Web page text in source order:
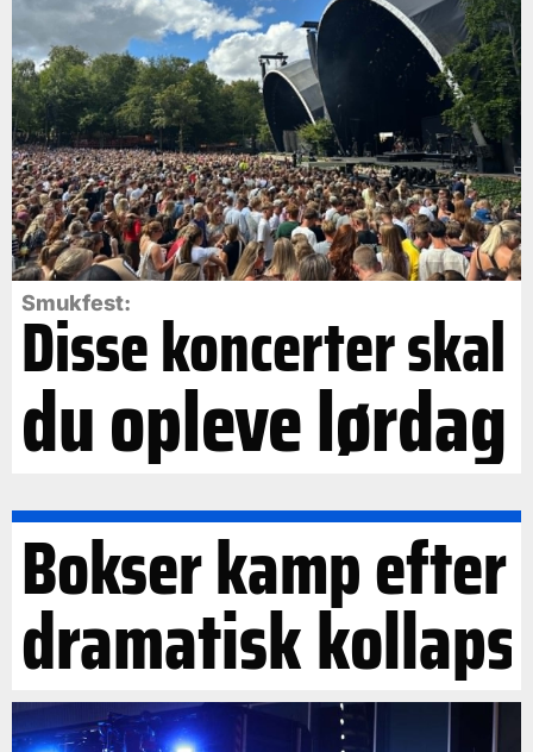
Smukfest:
Disse koncerter skal
du opleve lørdag
Bokser kamp efter
dramatisk kollaps